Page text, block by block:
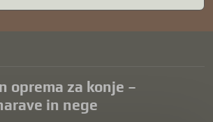
oprema za konje –
in nege